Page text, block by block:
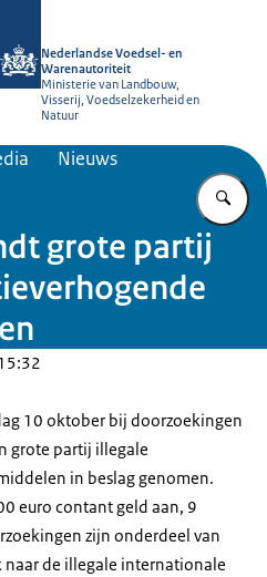
Nederlandse Voedsel- en
Warenautoriteit
Ministerie van Landbouw,
Visserij, Voedselzekerheid en
Natuur
Nieuws
grote partij
10 oktober bij doorzoekingen
grote partij illegale
in beslag genomen.
euro contant geld aan, 9
zijn onderdeel van
de illegale internationale